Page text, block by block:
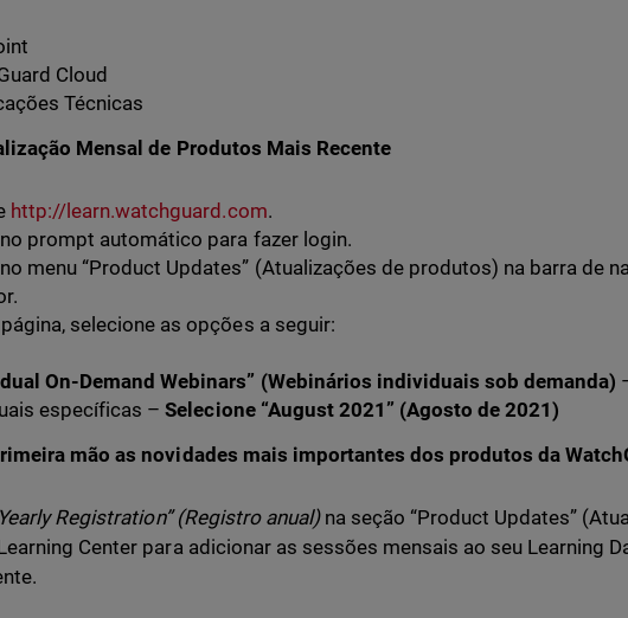
Cloud
Técnicas
Mensal de Produtos Mais Recente
http://learn.watchguard.com.
prompt automático para fazer login.
menu “Product Updates” (Atualizações de produtos) na barra de
selecione as opções a seguir:
On-Demand Webinars” (Webinários individuais sob demanda)
específicas – Selecione “August 2021” (Agosto de 2021)
mão as novidades mais importantes dos produtos da
Registration” (Registro anual)na seção “Product Updates”
Center para adicionar as sessões mensais ao seu Learning